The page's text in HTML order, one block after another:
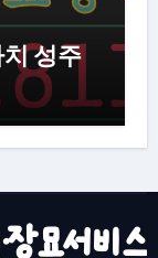
성주
장묘서비스